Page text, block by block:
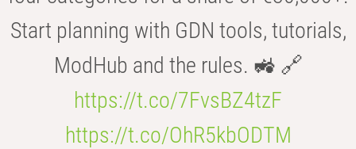
Start planning with GDN tools, tutorials,
ModHub and the rules. 🚜 🔗
https://t.co/7FvsBZ4tzF
https://t.co/OhR5kbODTM